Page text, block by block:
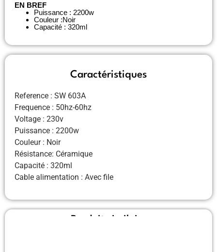
EN BREF
Puissance : 2200w
Couleur :Noir
Capacité : 320ml
Caractéristiques
Reference : SW 603A
Frequence : 50hz-60hz
Voltage : 230v
Puissance : 2200w
Couleur : Noir
Résistance: Céramique
Capacité : 320ml
Cable alimentation : Avec file